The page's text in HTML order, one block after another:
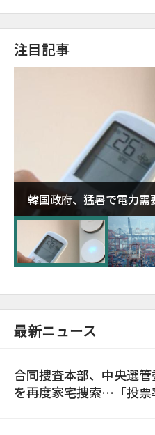
注目記事
韓国政府、猛暑で電力
に需給対応体制を点検
最新ニュース
合同捜査本部、中央選
を再度家宅捜索…「投票